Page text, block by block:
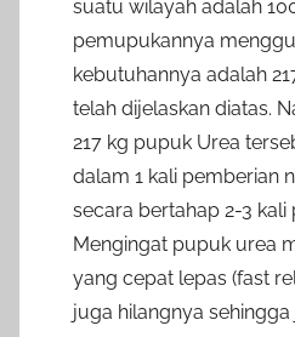
suatu wilayah adalah
pemupukannya
kebutuhannya adalah
telah dijelaskan diatas.
217 kg pupuk Urea
dalam 1 kali pemberian
secara bertahap 2-3 kali
Mengingat pupuk urea
yang cepat lepas (fast
juga hilangnya